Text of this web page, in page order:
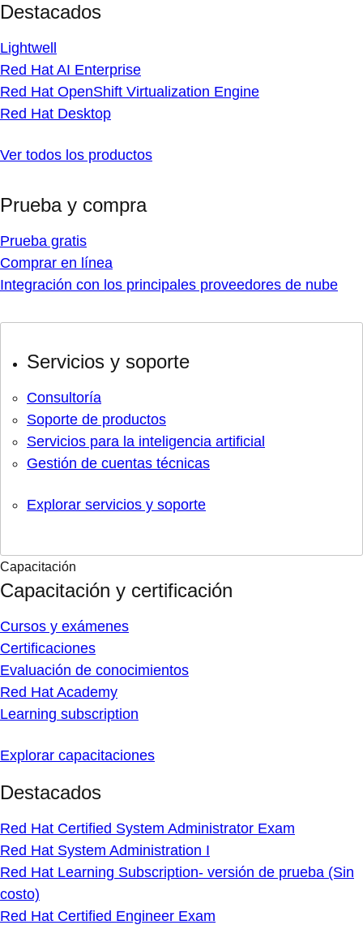
Destacados
Lightwell
Red Hat AI Enterprise
Red Hat OpenShift Virtualization Engine
Red Hat Desktop
Ver todos los productos
Prueba y compra
Prueba gratis
Comprar en línea
Integración con los principales proveedores de nube
Servicios y soporte
Consultoría
Soporte de productos
Servicios para la inteligencia artificial
Gestión de cuentas técnicas
Explorar servicios y soporte
Capacitación
Capacitación y certificación
Cursos y exámenes
Certificaciones
Evaluación de conocimientos
Red Hat Academy
Learning subscription
Explorar capacitaciones
Destacados
Red Hat Certified System Administrator Exam
Red Hat System Administration I
Red Hat Learning Subscription- versión de prueba (Sin
costo)
Red Hat Certified Engineer Exam